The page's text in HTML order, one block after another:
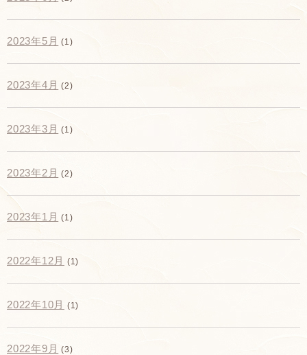
2023年5月 (1)
2023年4月 (2)
2023年3月 (1)
2023年2月 (2)
2023年1月 (1)
2022年12月 (1)
2022年10月 (1)
2022年9月 (3)